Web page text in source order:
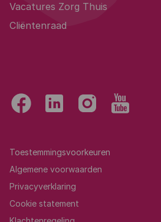
Vacatures Zorg Thuis
Cliëntenraad
Toestemmingsvoorkeuren
Algemene voorwaarden
Privacyverklaring
Cookie statement